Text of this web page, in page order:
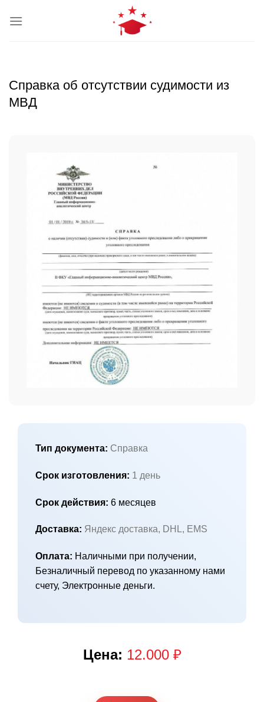
Справка об отсутствии судимости из
МВД
Тип документа: Справка
Срок изготовления: 1 день
Срок действия: 6 месяцев
Доставка: Яндекс доставка, DHL, EMS
Оплата: Наличными при получении,
Безналичный перевод по указанному нами
счету, Электронные деньги.
Цена: 12.000 ₽